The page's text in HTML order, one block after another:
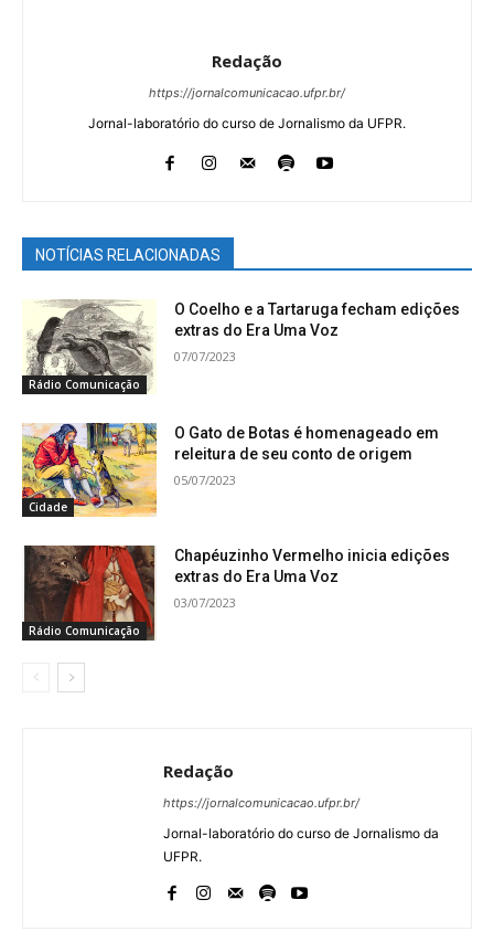
Redação
https://jornalcomunicacao.ufpr.br/
Jornal-laboratório do curso de Jornalismo da UFPR.
NOTÍCIAS RELACIONADAS
Rádio Comunicação
O Coelho e a Tartaruga fecham edições
extras do Era Uma Voz
07/07/2023
Cidade
O Gato de Botas é homenageado em
releitura de seu conto de origem
05/07/2023
Rádio Comunicação
Chapéuzinho Vermelho inicia edições
extras do Era Uma Voz
03/07/2023
Redação
https://jornalcomunicacao.ufpr.br/
Jornal-laboratório do curso de Jornalismo da
UFPR.